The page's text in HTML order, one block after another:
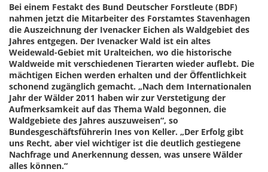
Bei einem Festakt des Bund Deutscher Forstleute (BDF)
nahmen jetzt die Mitarbeiter des Forstamtes Stavenhagen
die Auszeichnung der Ivenacker Eichen als Waldgebiet des
Jahres entgegen. Der Ivenacker Wald ist ein altes
Weidewald-Gebiet mit Uralteichen, wo die historische
Waldweide mit verschiedenen Tierarten wieder auflebt. Die
mächtigen Eichen werden erhalten und der Öffentlichkeit
schonend zugänglich gemacht. „Nach dem Internationalen
Jahr der Wälder 2011 haben wir zur Verstetigung der
Aufmerksamkeit auf das Thema Wald begonnen, die
Waldgebiete des Jahres auszuweisen“, so
Bundesgeschäftsführerin Ines von Keller. „Der Erfolg gibt
uns Recht, aber viel wichtiger ist die deutlich gestiegene
Nachfrage und Anerkennung dessen, was unsere Wälder
alles können.“